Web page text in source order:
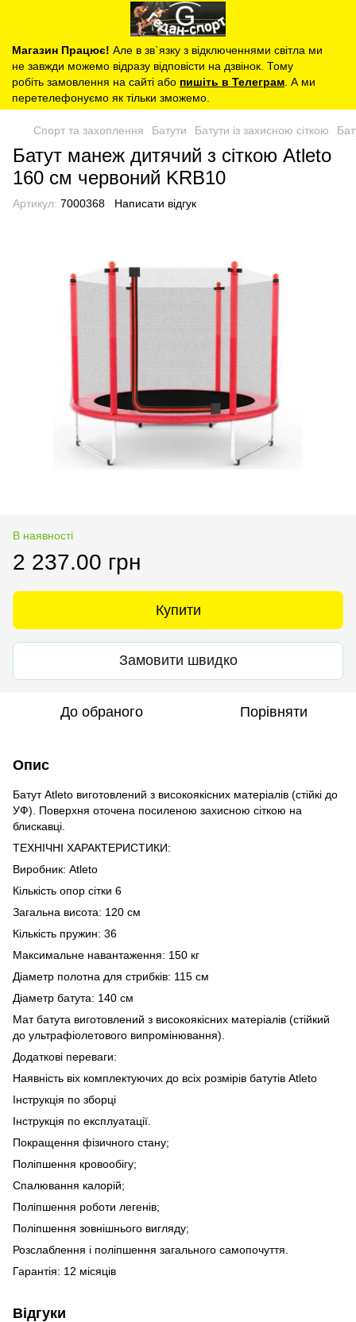
Магазин Працює! Але в зв`язку з відключеннями світла ми
не завжди можемо відразу відповісти на дзвінок. Тому
робіть замовлення на сайті або пишіть в Телеграм . А ми
перетелефонуємо як тільки зможемо.
Спорт та захоплення Батути Батути із захисною сіткою
Батут манеж дитячий з сіткою Atleto
160 см червоний KRB10
Артикул: 7000368 Написати відгук
В наявності
2 237.00 грн
Купити
Замовити швидко
До обраного Порівняти
Опис
Батут Atleto виготовлений з високоякісних матеріалів (стійкі до
УФ). Поверхня оточена посиленою захисною сіткою на
блискавці.
ТЕХНІЧНІ ХАРАКТЕРИСТИКИ:
Виробник: Atleto
Кількість опор сітки 6
Загальна висота: 120 см
Кількість пружин: 36
Максимальне навантаження: 150 кг
Діаметр полотна для стрибків: 115 см
Діаметр батута: 140 см
Мат батута виготовлений з високоякісних матеріалів (стійкий
до ультрафіолетового випромінювання).
Додаткові переваги:
Наявність віх комплектуючих до всіх розмірів батутів Atleto
Інструкція по зборці
Інструкція по експлуатації.
Покращення фізичного стану;
Поліпшення кровообігу;
Спалювання калорій;
Поліпшення роботи легенів;
Поліпшення зовнішнього вигляду;
Розслаблення і поліпшення загального самопочуття.
Гарантія: 12 місяців
Відгуки